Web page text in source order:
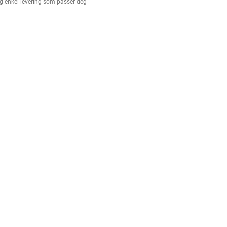
enkel levering som passer deg